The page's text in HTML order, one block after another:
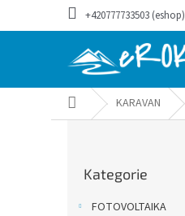
+420777733503 (eshop)
Domů KARAVAN
kategorie
Kategorie
FOTOVOLTAIKA